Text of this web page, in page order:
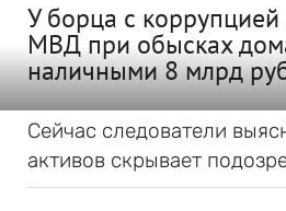
У борца с коррупцией
МВД при обысках
наличными 8 млрд
Сейчас следователи
активов скрывает